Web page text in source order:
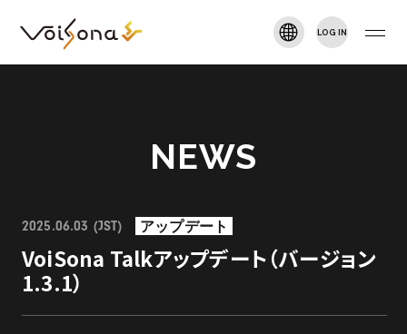
LOG IN
VOISONA TALK
ARTIST
DOWNLOAD
NEWS
2025.06.03 (JST) アップデート
VoiSona Talkアップデート（バージョン
1.3.1）